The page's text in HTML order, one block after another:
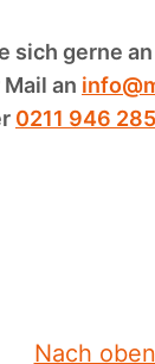
sich gerne
an
0211 946
Nach